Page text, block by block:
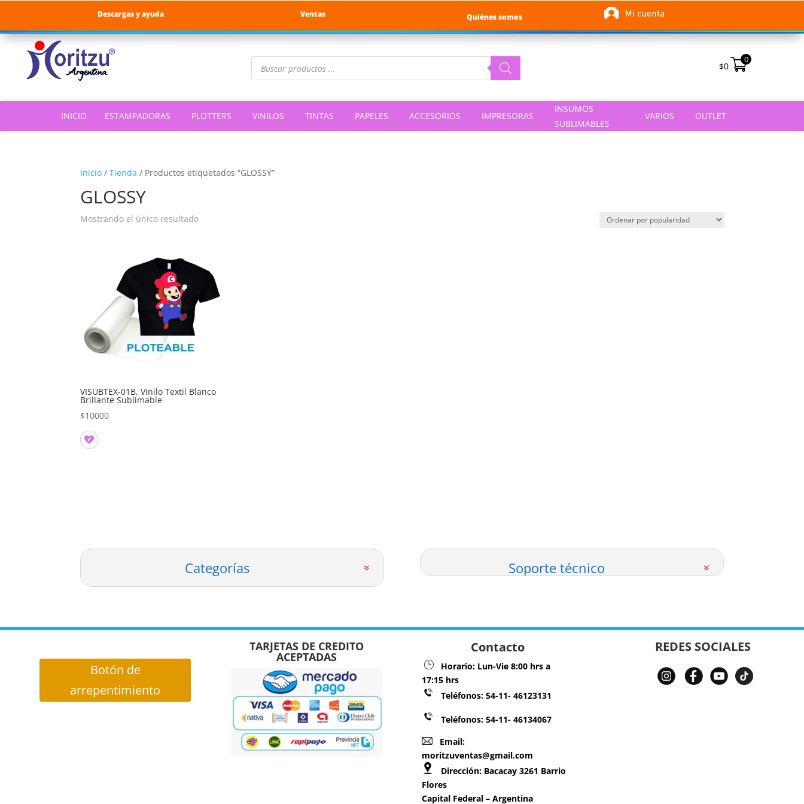
Descargas y ayuda Ventas Quiénes somos
Búsqueda
productos
$0
0
INICIO ESTAMPADORAS PLOTTERS VINILOS TINTAS PAPELES ACCESORIOS IMPRESORAS
INSUMOS
SUBLIMABLES
VARIOS OUTLET
Inicio /Tienda / Productos etiquetados “GLOSSY”
GLOSSY
Mostrando el único resultado
VISUBTEX-01B, Vinilo Textil Blanco
Brillante Sublimable
$10000
Categorías Soporte técnico
Botón de
arrepentimiento
TARJETAS DE CREDITO
ACEPTADAS
Contacto
Horario: Lun-Vie 8:00 hrs a
17:15 hrs
Teléfonos:54-11- 46123131
Teléfonos: 54-11- 46134067
Email:
moritzuventas@gmail.com
Dirección: Bacacay 3261 Barrio
Flores
Capital Federal – Argentina
REDES SOCIALES